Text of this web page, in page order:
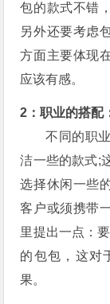
包的款式不错
另外还要考虑
方面主要体现
应该有感。
2：职业的搭配
不同的职
洁一些的款式;
选择休闲一些
客户或须携带
里提出一点：
的包包，这对
果。